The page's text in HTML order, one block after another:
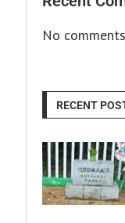
No
RECENT